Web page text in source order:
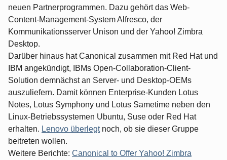
neuen Partnerprogrammen. Dazu gehört das Web-
Content-Management-System Alfresco, der
Kommunikationsserver Unison und der Yahoo! Zimbra
Desktop.
Darüber hinaus hat Canonical zusammen mit Red Hat und
IBM angekündigt, IBMs Open-Collaboration-Client-
Solution demnächst an Server- und Desktop-OEMs
auszuliefern. Damit können Enterprise-Kunden Lotus
Notes, Lotus Symphony und Lotus Sametime neben den
Linux-Betriebssystemen Ubuntu, Suse oder Red Hat
erhalten. Lenovo überlegtnoch, ob sie dieser Gruppe
beitreten wollen.
Weitere Berichte: Canonical to Offer Yahoo! Zimbra